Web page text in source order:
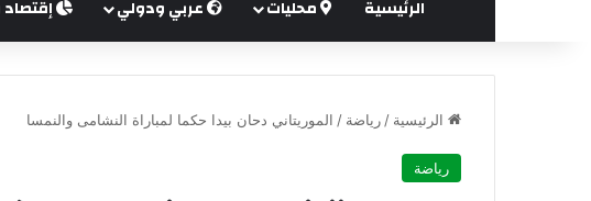
الرئيسية محليات عربي ودولي
الرئيسية / رياضة / الموريتاني دحان بيدا حكما لمباراة النشامى والنمسا
رياضة